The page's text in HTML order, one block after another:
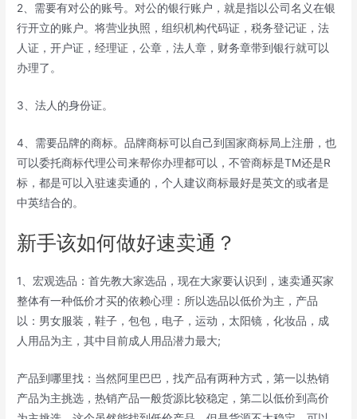
2、需要有对公的账号。对公的银行账户，就是指以公司名义在银
行开立的账户。将营业执照，组织机构代码证，税务登记证，法
人证，开户证，经理证，公章，法人章，财务章带到银行就可以
办理了。
3、法人的身份证。
4、需要品牌的商标。品牌商标可以自己到国家商标局上注册，也
可以委托商标代理公司来帮你办理都可以，不管商标是TM还是R
标，都是可以入驻速卖通的，个人建议商标最好是英文的或者是
中英结合的。
新手该如何做好速卖通？
1、宏观选品：首先教大家选品，现在大家要认识到，速卖通买家
整体有一种低价才买的依赖心理：所以选品以低价为主，产品
以：男女服装，鞋子，包包，电子，运动，太阳镜，化妆品，成
人用品为主，其中目前成人用品潜力最大;
产品到哪里找：当然阿里巴巴，找产品有两种方式，第一以热销
产品为主挑选，热销产品一般货源比较稳定，第二以低价到高价